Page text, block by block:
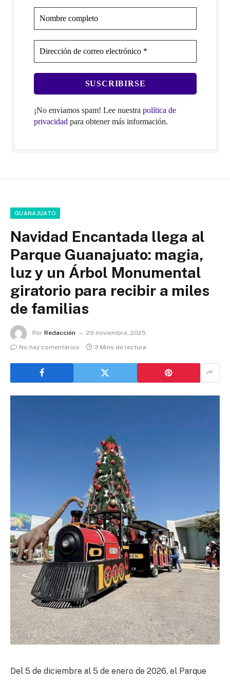
¡No enviamos spam! Lee nuestra política de
privacidad para obtener más información.
GUANAJUATO
Navidad Encantada llega al
Parque Guanajuato: magia,
luz y un Árbol Monumental
giratorio para recibir a miles
de familias
Por Redacción
29 noviembre, 2025
No hay comentarios
3 Mins de lectura
Del 5 de diciembre al 5 de enero de 2026, el Parque